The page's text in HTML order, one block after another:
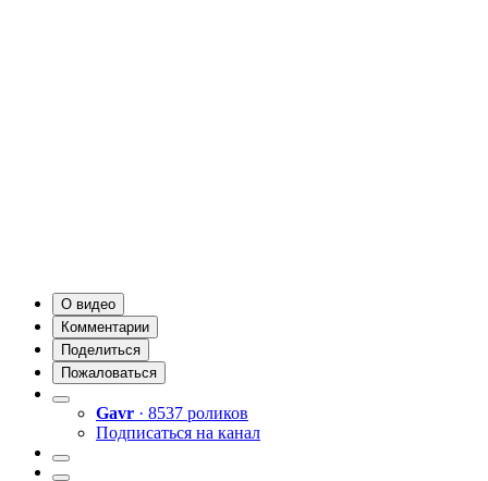
О видео
Комментарии
Поделиться
Пожаловаться
Gavr · 8537 роликов
Подписаться на канал